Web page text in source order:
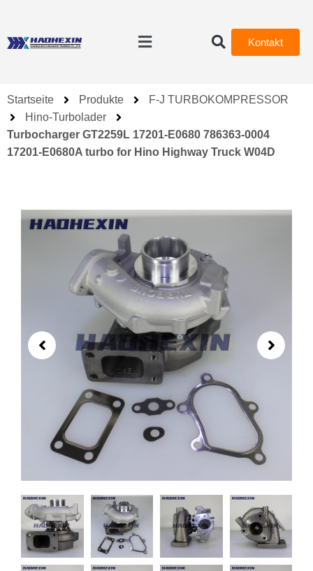
Kontakt
Startseite Produkte
F-J TURBOKOMPRESSOR
Hino-Turbolader
Turbocharger GT2259L 17201-E0680 786363-0004
17201-E0680A turbo for Hino Highway Truck W04D